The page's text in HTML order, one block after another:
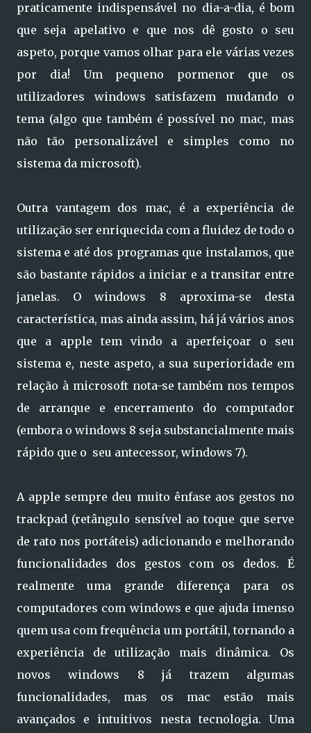
praticamente indispensável no dia-a-dia, é bom
que seja apelativo e que nos dê gosto o seu
aspeto, porque vamos olhar para ele várias vezes
por dia! Um pequeno pormenor que os
utilizadores windows satisfazem mudando o
tema (algo que também é possível no mac, mas
não tão personalizável e simples como no
sistema da microsoft).
Outra vantagem dos mac, é a experiência de
utilização ser enriquecida com a fluidez de todo o
sistema e até dos programas que instalamos, que
são bastante rápidos a iniciar e a transitar entre
janelas. O windows 8 aproxima-se desta
característica, mas ainda assim, há já vários anos
que a apple tem vindo a aperfeiçoar o seu
sistema e, neste aspeto, a sua superioridade em
relação à microsoft nota-se também nos tempos
de arranque e encerramento do computador
(embora o windows 8 seja substancialmente mais
rápido que o seu antecessor, windows 7).
A apple sempre deu muito ênfase aos gestos no
trackpad (retângulo sensível ao toque que serve
de rato nos portáteis) adicionando e melhorando
funcionalidades dos gestos com os dedos. É
realmente uma grande diferença para os
computadores com windows e que ajuda imenso
quem usa com frequência um portátil, tornando a
experiência de utilização mais dinâmica. Os
novos windows 8 já trazem algumas
funcionalidades, mas os mac estão mais
avançados e intuitivos nesta tecnologia. Uma